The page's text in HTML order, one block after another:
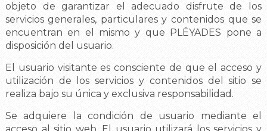
objeto de garantizar el adecuado disfrute de los
servicios generales, particulares y contenidos que se
encuentran en el mismo y que PLÉYADES pone a
disposición del usuario.
El usuario visitante es consciente de que el acceso y
utilización de los servicios y contenidos del sitio se
realiza bajo su única y exclusiva responsabilidad.
Se adquiere la condición de usuario mediante el